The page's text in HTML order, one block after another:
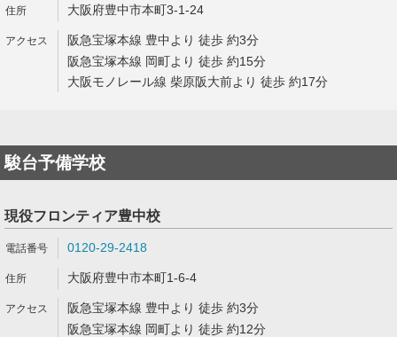
大阪府豊中市本町3-1-24
阪急宝塚本線 豊中より 徒歩 約3分
阪急宝塚本線 岡町より 徒歩 約15分
大阪モノレール線 柴原阪大前より 徒歩 約17分
駿台予備学校
現役フロンティア豊中校
0120-29-2418
大阪府豊中市本町1-6-4
阪急宝塚本線 豊中より 徒歩 約3分
阪急宝塚本線 岡町より 徒歩 約12分